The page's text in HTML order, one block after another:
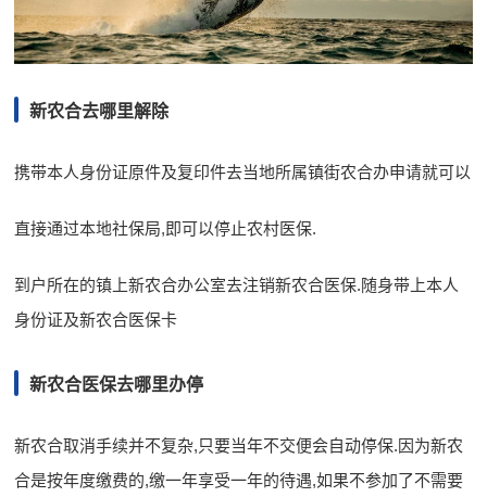
新农合去哪里解除
携带本人身份证原件及复印件去当地所属镇街农合办申请就可以
直接通过本地社保局,即可以停止农村医保.
到户所在的镇上新农合办公室去注销新农合医保.随身带上本人
身份证及新农合医保卡
新农合医保去哪里办停
新农合取消手续并不复杂,只要当年不交便会自动停保.因为新农
合是按年度缴费的,缴一年享受一年的待遇,如果不参加了不需要